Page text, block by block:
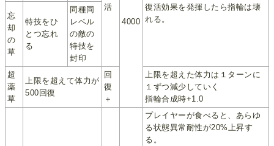
活
4000
復活効果を発揮したら指輪は壊
れる。
忘
却
の
草
特技をひ
とつ忘れ
る
同種同
レベル
の敵の
特技を
封印
超
薬
草
上限を超えて体力が
500回復
回
復
＋
上限を超えた体力は１ターンに
１ずつ減少していく
指輪合成時+1.0
プレイヤーが食べると、あらゆ
る状態異常耐性が20%上昇す
る。